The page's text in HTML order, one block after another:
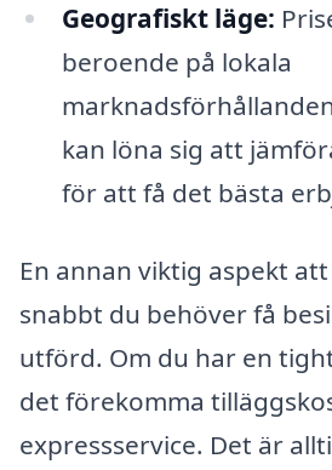
Geografiskt läge:
beroende på lokala
kan löna sig att
för att få det bästa
En annan viktig aspekt
snabbt du behöver få
utförd. Om du har en
det förekomma
expressservice. Det är